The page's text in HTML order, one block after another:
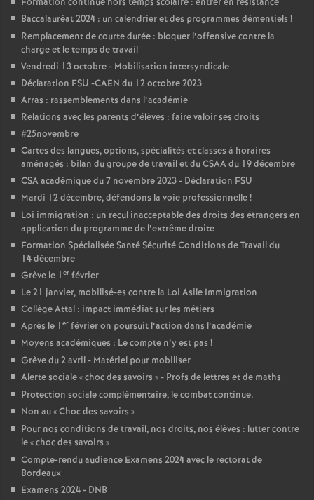
s
d
e
S
e
c
o
n
d
e
g
r
Baccalauréat 2024 : un calendrier et des programmes démentiels !
Remplacement de courte durée : bloquer l’offensive contre la
charge et le temps de travail
Vendredi 13 octobre - Mobilisation intersyndicale
Déclaration FSU -CAEN du 12 octobre 2023
Arras : rassemblements dans l’académie
Relations avec les parents d’élèves : faire valoir ses droits
#25novembre
Cartes des langues, options, spécialités et classes à horaires
aménagés : bilan du groupe de travail et du CSAA du 19 décembre
CSA académique du 7 novembre 2023 - Déclaration FSU
Mardi 12 décembre, défendons la voie professionnelle!
Loi immigration : un recul inacceptable des droits des étrangers en
application du programme de l’extrême droite
Formation Spécialisée Santé Sécurité Conditions de Travail du
14 décembre
Grève le 1 er février
Le 21 janvier, mobilisé-es contre la Loi Asile Immigration
Collège Attal : impact immédiat sur les métiers
Après le 1 er février on poursuit l’action dans l’académie
Moyens académiques : Le compte n’y est pas !
Grève du 2 avril - Matériel pour mobiliser
Alerte sociale «choc des savoirs » - Profs de lettres et de maths
Protection sociale complémentaire, le combat continue.
Non au «Choc des savoirs »
Pour nos conditions de travail, nos droits, nos élèves : lutter contre
le «choc des savoirs »
Compte-rendu audience Examens 2024 avec le rectorat de
Bordeaux
Examens 2024 - DNB